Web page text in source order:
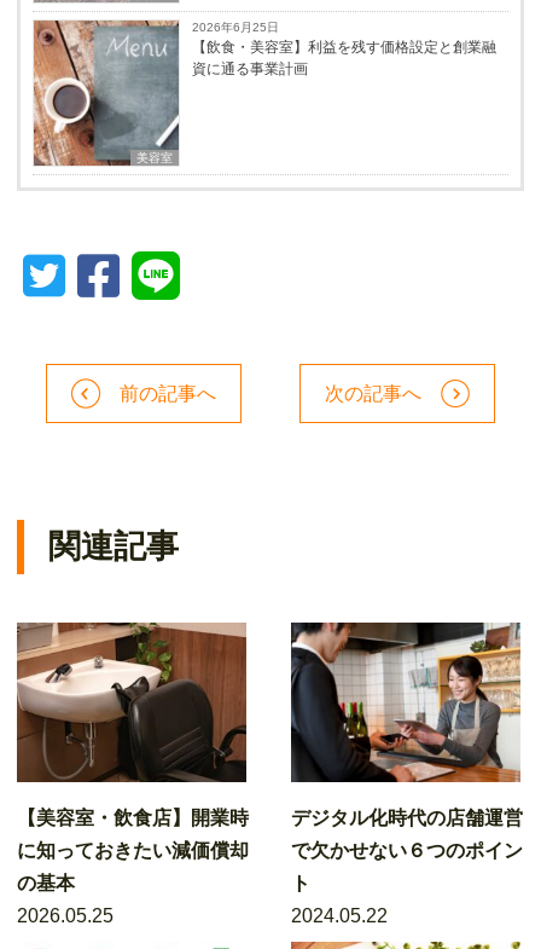
美容室
2026年6月25日
【飲食・美容室】利益を残す価格設定と創業融
資に通る事業計画
前の記事へ 次の記事へ
関連記事
【美容室・飲食店】開業時
に知っておきたい減価償却
の基本
2026.05.25
デジタル化時代の店舗運営
で欠かせない６つのポイン
ト
2024.05.22